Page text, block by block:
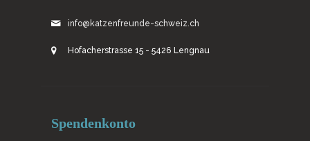
info@katzenfreunde-schweiz.ch
Hofacherstrasse 15 - 5426 Lengnau
Spendenkonto